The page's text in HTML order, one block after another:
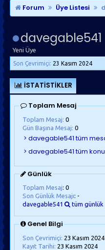
KISAYOLLAR
Forum Üye Listesi
davegable541
Yeni Üye
Son Çevrimiçi: 23 Kasım 2024
İSTATISTIKLER
Toplam Mesaj
Toplam Mesaj: 0
Gün Başına Mesaj: 0
Günlük
Toplam Mesaj: 0
Son Günlük Mesajı : -
davegable541
tüm günlük
Genel Bilgi
Son Çevrimiçi: 23 Kasım 2024
Kayıt Tarihi: 23 Kasım 2024